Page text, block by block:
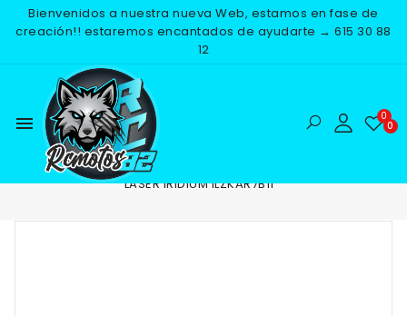
Bienvenidos a nuestra nueva Web, estamos en fase de
creación!! estaremos encantados de ayudarte → 615 30 88
12
menu
Inicio RECAMBIOS
LASER IRIDIUM ILZKAR7B11